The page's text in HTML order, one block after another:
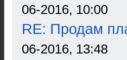
06-2016, 10:00
RE: Продам
06-2016, 13:48